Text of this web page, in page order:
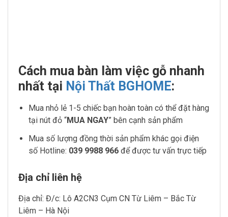
Cách mua bàn làm việc gỗ nhanh
nhất tại Nội Thất BGHOME:
Mua nhỏ lẻ 1-5 chiếc bạn hoàn toàn có thể đặt hàng
tại nút đỏ “MUA NGAY” bên cạnh sản phẩm
Mua số lượng đồng thời sản phẩm khác gọi điện
số Hotline: 039 9988 966 để được tư vấn trực tiếp
Địa chỉ liên hệ
Địa chỉ: Đ/c: Lô A2CN3 Cụm CN Từ Liêm – Bắc Từ
Liêm – Hà Nội